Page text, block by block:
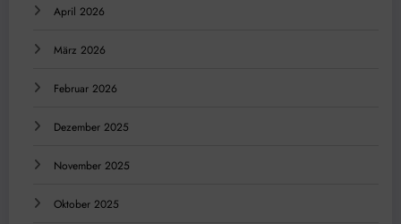
April 2026
März 2026
Februar 2026
Dezember 2025
November 2025
Oktober 2025